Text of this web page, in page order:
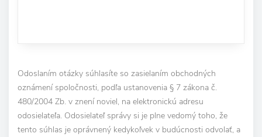
Odoslaním otázky súhlasíte so zasielaním obchodných
oznámení spoločnosti, podľa ustanovenia § 7 zákona č.
480/2004 Zb. v znení noviel, na elektronickú adresu
odosielateľa. Odosielateľ správy si je plne vedomý toho, že
tento súhlas je oprávnený kedykoľvek v budúcnosti odvolať, a